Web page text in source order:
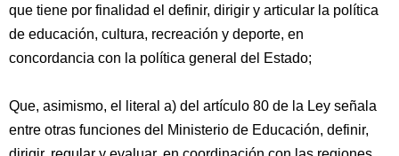
que tiene por finalidad el definir, dirigir y articular la política
de educación, cultura, recreación y deporte, en
concordancia con la política general del Estado;
Que, asimismo, el literal a) del artículo 80 de la Ley señala
entre otras funciones del Ministerio de Educación, definir,